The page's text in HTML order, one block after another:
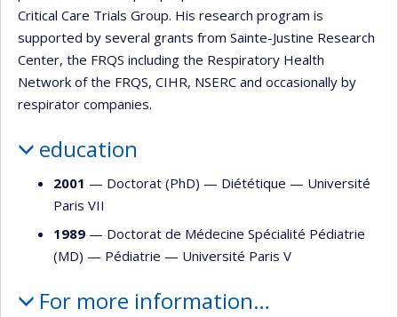
Critical Care Trials Group. His research program is
supported by several grants from Sainte-Justine Research
Center, the FRQS including the Respiratory Health
Network of the FRQS, CIHR, NSERC and occasionally by
respirator companies.
education
2001 — Doctorat (PhD) — Diététique — Université
Paris VII
1989 — Doctorat de Médecine Spécialité Pédiatrie
(MD) — Pédiatrie — Université Paris V
For more information…